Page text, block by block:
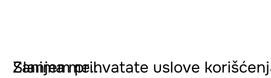
Zanima me...
Slanjem prihvatate uslove